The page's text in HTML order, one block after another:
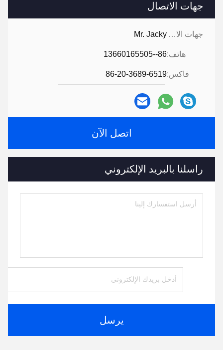
جهات الاتصال
جهات الاتصال: Mr. Jacky
هاتف:86--13660165505
فاكس:86-20-3689-6519
اتصل الآن
راسلنا بالبريد الإلكتروني
يرسل